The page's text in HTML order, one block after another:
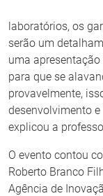
laboratórios, os
serão um
uma apresentação
para que se
provavelmente,
desenvolvimento
explicou a
O evento contou
Roberto Branco
Agência de